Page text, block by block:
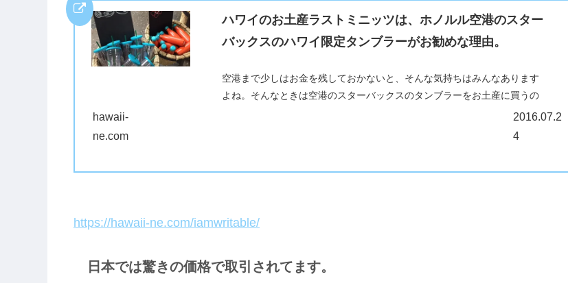
ハワイのお土産ラストミニッツは、ホノルル空港のスター
バックスのハワイ限定タンブラーがお勧めな理由。
空港まで少しはお金を残しておかないと、そんな気持ちはみんなあります
よね。そんなときは空港のスターバックスのタンブラーをお土産に買うの
がお勧めな理由は？？ １・空港では少しドルが残っているはず。これは使
hawaii-
ne.com
2016.07.2
4
https://hawaii-ne.com/iamwritable/
日本では驚きの価格で取引されてます。